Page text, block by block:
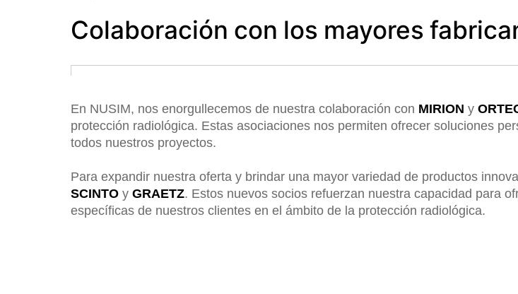
Colaboración con los mayores
En NUSIM, nos enorgullecemos de nuestra colaboración con MIRION y
protección radiológica. Estas asociaciones nos permiten ofrecer soluciones
todos nuestros proyectos.
Para expandir nuestra oferta y brindar una mayor variedad de productos
SCINTO y GRAETZ. Estos nuevos socios refuerzan nuestra capacidad para
específicas de nuestros clientes en el ámbito de la protección radiológica.